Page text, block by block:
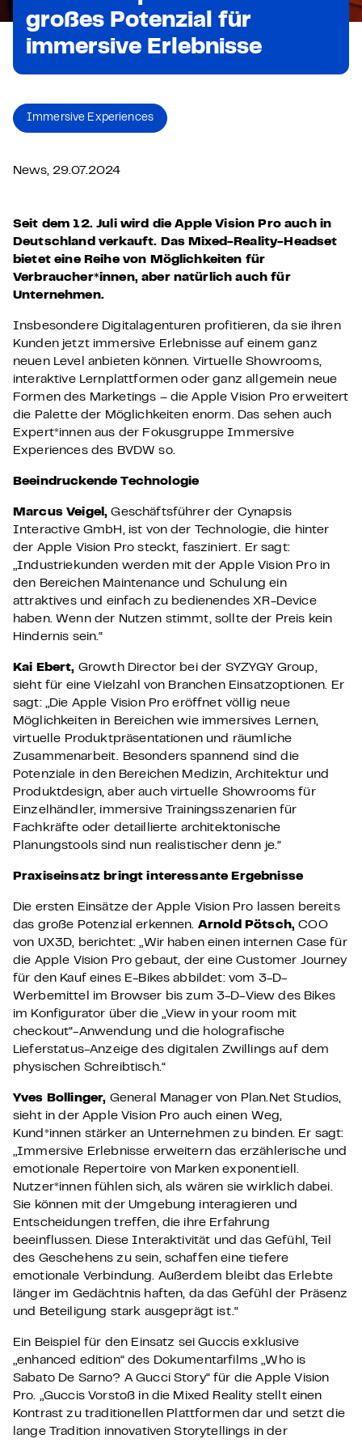
großes Potenzial für
immersive Erlebnisse
Immersive Experiences
News, 29.07.2024
Seit dem 12. Juli wird die Apple Vision Pro auch in
Deutschland verkauft. Das Mixed-Reality-Headset
bietet eine Reihe von Möglichkeiten für
Verbraucher*innen, aber natürlich auch für
Unternehmen.
Insbesondere Digitalagenturen profitieren, da sie ihren
Kunden jetzt immersive Erlebnisse auf einem ganz
neuen Level anbieten können. Virtuelle Showrooms,
interaktive Lernplattformen oder ganz allgemein neue
Formen des Marketings – die Apple Vision Pro erweitert
die Palette der Möglichkeiten enorm. Das sehen auch
Expert*innen aus der Fokusgruppe Immersive
Experiences des BVDW so.
Beeindruckende Technologie
Marcus Veigel, Geschäftsführer der Cynapsis
Interactive GmbH, ist von der Technologie, die hinter
der Apple Vision Pro steckt, fasziniert. Er sagt:
„Industriekunden werden mit der Apple Vision Pro in
den Bereichen Maintenance und Schulung ein
attraktives und einfach zu bedienendes XR-Device
haben. Wenn der Nutzen stimmt, sollte der Preis kein
Hindernis sein.“
Kai Ebert, Growth Director bei der SYZYGY Group,
sieht für eine Vielzahl von Branchen Einsatzoptionen. Er
sagt: „Die Apple Vision Pro eröffnet völlig neue
Möglichkeiten in Bereichen wie immersives Lernen,
virtuelle Produktpräsentationen und räumliche
Zusammenarbeit. Besonders spannend sind die
Potenziale in den Bereichen Medizin, Architektur und
Produktdesign, aber auch virtuelle Showrooms für
Einzelhändler, immersive Trainingsszenarien für
Fachkräfte oder detaillierte architektonische
Planungstools sind nun realistischer denn je.“
Praxiseinsatz bringt interessante Ergebnisse
Die ersten Einsätze der Apple Vision Pro lassen bereits
das große Potenzial erkennen. Arnold Pötsch, COO
von UX3D, berichtet: „Wir haben einen internen Case für
die Apple Vision Pro gebaut, der eine Customer Journey
für den Kauf eines E-Bikes abbildet: vom 3-D-
Werbemittel im Browser bis zum 3-D-View des Bikes
im Konfigurator über die „View in your room mit
checkout“-Anwendung und die holografische
Lieferstatus-Anzeige des digitalen Zwillings auf dem
physischen Schreibtisch.“
Yves Bollinger, General Manager von Plan.Net Studios,
sieht in der Apple Vision Pro auch einen Weg,
Kund*innen stärker an Unternehmen zu binden. Er sagt:
„Immersive Erlebnisse erweitern das erzählerische und
emotionale Repertoire von Marken exponentiell.
Nutzer*innen fühlen sich, als wären sie wirklich dabei.
Sie können mit der Umgebung interagieren und
Entscheidungen treffen, die ihre Erfahrung
beeinflussen. Diese Interaktivität und das Gefühl, Teil
des Geschehens zu sein, schaffen eine tiefere
emotionale Verbindung. Außerdem bleibt das Erlebte
länger im Gedächtnis haften, da das Gefühl der Präsenz
und Beteiligung stark ausgeprägt ist.“
Ein Beispiel für den Einsatz sei Guccis exklusive
„enhanced edition“ des Dokumentarfilms „Who is
Sabato De Sarno? A Gucci Story“ für die Apple Vision
Pro. „Guccis Vorstoß in die Mixed Reality stellt einen
Kontrast zu traditionellen Plattformen dar und setzt die
lange Tradition innovativen Storytellings in der